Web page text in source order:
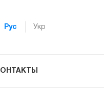
Рус Укр